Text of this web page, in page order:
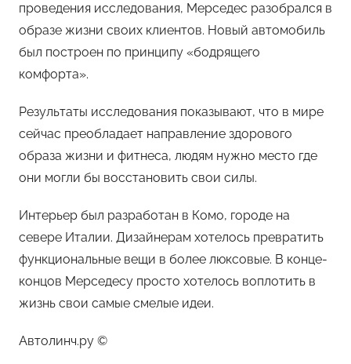
проведения исследования, Мерседес разобрался в
образе жизни своих клиентов. Новый автомобиль
был построен по принципу «бодрящего
комфорта».
Результаты исследования показывают, что в мире
сейчас преобладает направление здорового
образа жизни и фитнеса, людям нужно место где
они могли бы восстановить свои силы.
Интерьер был разработан в Комо, городе на
севере Италии. Дизайнерам хотелось превратить
функциональные вещи в более люксовые. В конце-
концов Мерседесу просто хотелось воплотить в
жизнь свои самые смелые идеи.
Автолинч.ру ©